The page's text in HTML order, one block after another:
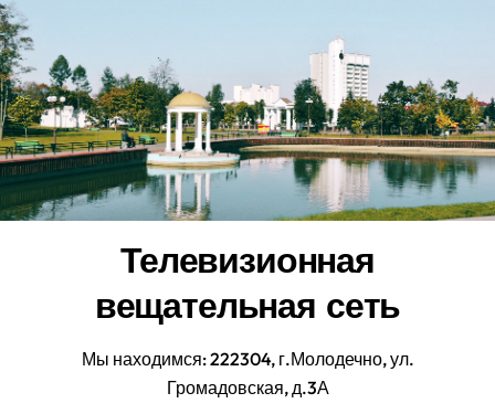
Перейти
к
содержанию
Телевизионная
вещательная сеть
Мы находимся: 222304, г.Молодечно, ул.
Громадовская, д.3А